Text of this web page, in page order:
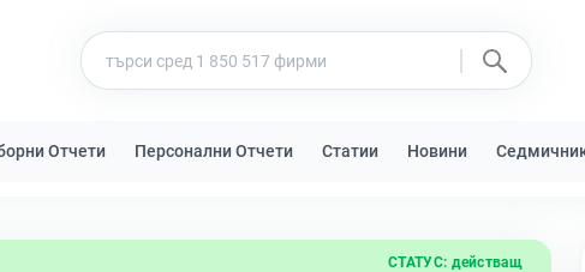
Отчети Персонални Отчети Статии Новини
СТАТУС: действащ